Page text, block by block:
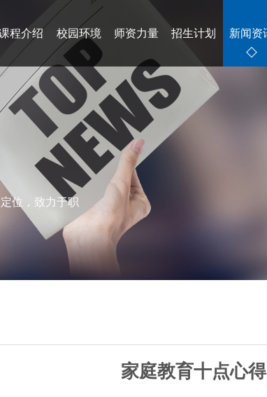
程介绍 校园环境 师资力量 招生计划 新闻资
位，致力于职
家庭教育十点心得